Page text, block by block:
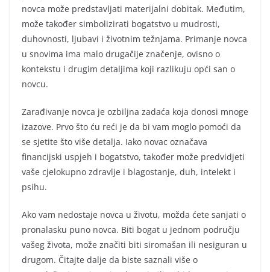
novca može predstavljati materijalni dobitak. Međutim,
može također simbolizirati bogatstvo u mudrosti,
duhovnosti, ljubavi i životnim težnjama. Primanje novca
u snovima ima malo drugačije značenje, ovisno o
kontekstu i drugim detaljima koji razlikuju opći san o
novcu.
Zarađivanje novca je ozbiljna zadaća koja donosi mnoge
izazove. Prvo što ću reći je da bi vam moglo pomoći da
se sjetite što više detalja. Iako novac označava
financijski uspjeh i bogatstvo, također može predvidjeti
vaše cjelokupno zdravlje i blagostanje, duh, intelekt i
psihu.
Ako vam nedostaje novca u životu, možda ćete sanjati o
pronalasku puno novca. Biti bogat u jednom području
vašeg života, može značiti biti siromašan ili nesiguran u
drugom. Čitajte dalje da biste saznali više o